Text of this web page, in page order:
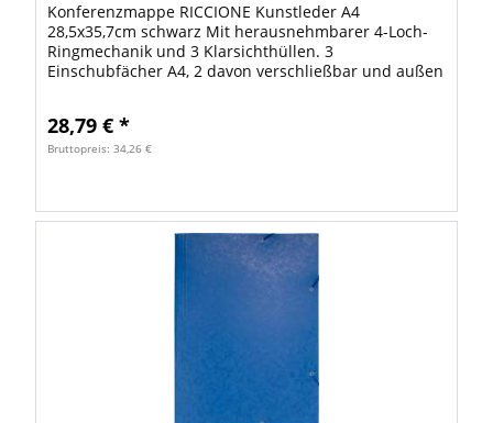
Konferenzmappe RICCIONE Kunstleder A4
28,5x35,7cm schwarz Mit herausnehmbarer 4-Loch-
Ringmechanik und 3 Klarsichthüllen. 3
Einschubfächer A4, 2 davon verschließbar und außen
28,79 € *
Bruttopreis: 34,26 €